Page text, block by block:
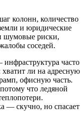
колонн, количество
и юридические
шумовые риски,
соседей.
часто
ли на адресную
офисную часть.
что ледяной
— скучно, но спасает